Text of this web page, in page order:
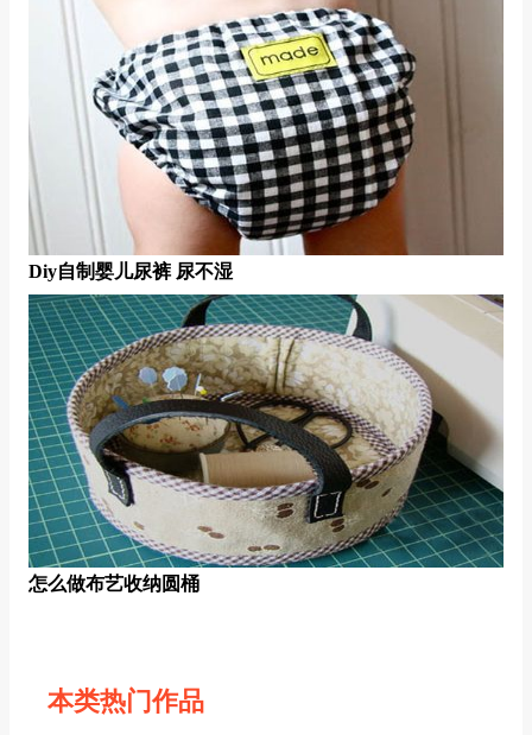
Diy自制婴儿尿裤 尿不湿
怎么做布艺收纳圆桶
本类热门作品